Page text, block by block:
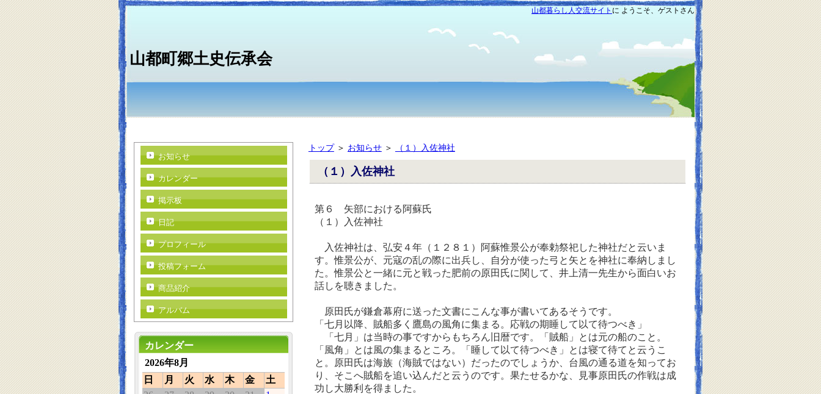
山都暮らし人交流サイト に ようこそ、ゲストさん
山都町郷土史伝承会
トップ＞ お知らせ＞ （１）入佐神社
（１）入佐神社
第６ 矢部における阿蘇氏
（１）入佐神社
入佐神社は、弘安４年（１２８１）阿蘇惟景公が奉勅祭祀した神社だと云いま
す。惟景公が、元寇の乱の際に出兵し、自分が使った弓と矢とを神社に奉納しまし
た。惟景公と一緒に元と戦った肥前の原田氏に関して、井上清一先生から面白いお
話しを聴きました。
原田氏が鎌倉幕府に送った文書にこんな事が書いてあるそうです。
「七月以降、賊船多く鷹島の風角に集まる。応戦の期睡して以て待つべき」
「七月」は当時の事ですからもちろん旧暦です。「賊船」とは元の船のこと。
「風角」とは風の集まるところ。「睡して以て待つべき」とは寝て待てと云うこ
と。原田氏は海族（海賊ではない）だったのでしょうか、台風の通る道を知ってお
り、そこへ賊船を追い込んだと云うのです。果たせるかな、見事原田氏の作戦は成
功し大勝利を得ました。
お知らせ
カレンダー
掲示板
日記
プロフィール
投稿フォーム
商品紹介
アルバム
カレンダー
2026年8月
日
月 火 水 木 金
土